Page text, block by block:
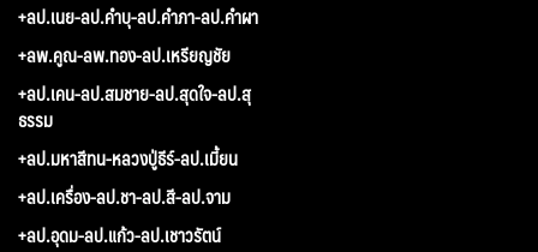
+ลป.เนย-ลป.คำบุ-ลป.คำภา-ลป.คำผา
+ลพ.คูณ-ลพ.ทอง-ลป.เหรียญชัย
+ลป.เคน-ลป.สมชาย-ลป.สุดใจ-ลป.สุ
ธรรม
+ลป.มหาสีทน-หลวงปู่ธีร์-ลป.เมี้ยน
+ลป.เครื่อง-ลป.ชา-ลป.สี-ลป.จาม
+ลป.อุดม-ลป.แก้ว-ลป.เชาวรัตน์